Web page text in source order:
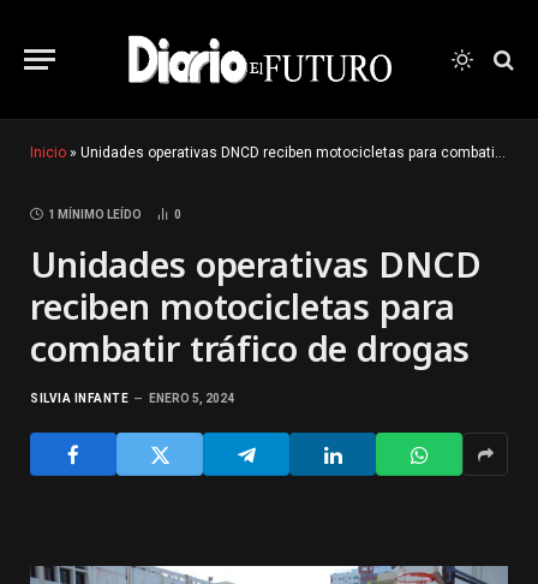
Inicio » Unidades operativas DNCD reciben motocicletas para combatir tráfico de drogas
1 MÍNIMO LEÍDO 0
Unidades operativas DNCD
reciben motocicletas para
combatir tráfico de drogas
SILVIA INFANTE ENERO 5, 2024